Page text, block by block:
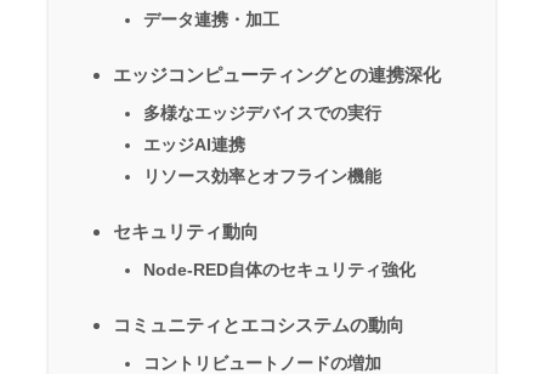
データ連携・加工
エッジコンピューティングとの連携深化
多様なエッジデバイスでの実行
エッジAI連携
リソース効率とオフライン機能
セキュリティ動向
Node-RED自体のセキュリティ強化
コミュニティとエコシステムの動向
コントリビュートノードの増加